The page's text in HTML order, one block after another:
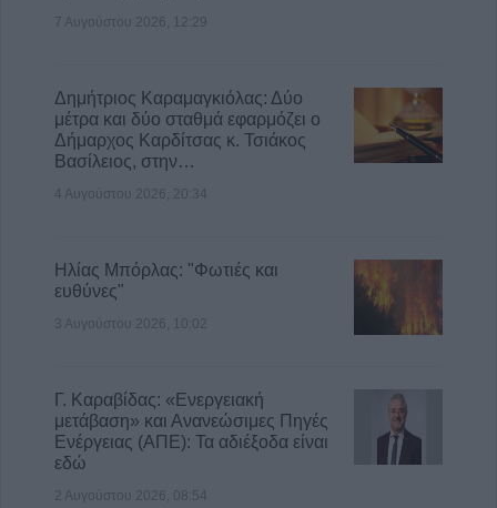
7 Αυγούστου 2026, 12:29
Δημήτριος Καραμαγκιόλας: Δύο
μέτρα και δύο σταθμά εφαρμόζει ο
Δήμαρχος Καρδίτσας κ. Τσιάκος
Βασίλειος, στην…
4 Αυγούστου 2026, 20:34
Ηλίας Μπόρλας: "Φωτιές και
ευθύνες"
3 Αυγούστου 2026, 10:02
Γ. Καραβίδας: «Ενεργειακή
μετάβαση» και Ανανεώσιμες Πηγές
Ενέργειας (ΑΠΕ): Τα αδιέξοδα είναι
εδώ
2 Αυγούστου 2026, 08:54